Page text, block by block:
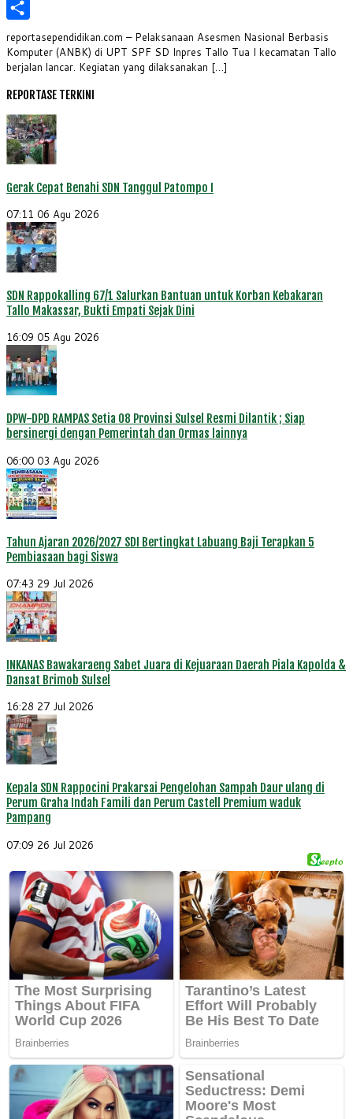
PrintFriendly
Share
reportasependidikan.com – Pelaksanaan Asesmen Nasional Berbasis
Komputer (ANBK) di UPT SPF SD Inpres Tallo Tua I kecamatan Tallo
berjalan lancar. Kegiatan yang dilaksanakan […]
REPORTASE TERKINI
Gerak Cepat Benahi SDN Tanggul Patompo I
07:11 06 Agu 2026
SDN Rappokalling 67/1 Salurkan Bantuan untuk Korban Kebakaran
Tallo Makassar, Bukti Empati Sejak Dini
16:09 05 Agu 2026
DPW-DPD RAMPAS Setia 08 Provinsi Sulsel Resmi Dilantik ; Siap
bersinergi dengan Pemerintah dan Ormas lainnya
06:00 03 Agu 2026
Tahun Ajaran 2026/2027 SDI Bertingkat Labuang Baji Terapkan 5
Pembiasaan bagi Siswa
07:43 29 Jul 2026
INKANAS Bawakaraeng Sabet Juara di Kejuaraan Daerah Piala Kapolda &
Dansat Brimob Sulsel
16:28 27 Jul 2026
Kepala SDN Rappocini Prakarsai Pengelohan Sampah Daur ulang di
Perum Graha Indah Famili dan Perum Castell Premium waduk
Pampang
07:09 26 Jul 2026